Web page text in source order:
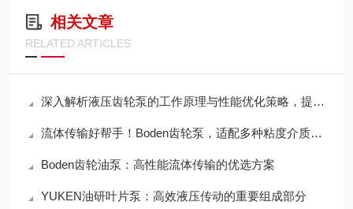
相关文章
RELATED ARTICLES
深入解析液压齿轮泵的工作原理与性能优化策略，提升液压系统效率
流体传输好帮手！Boden齿轮泵，适配多种粘度介质，输送效率拉满
Boden齿轮油泵：高性能流体传输的优选方案
YUKEN油研叶片泵：高效液压传动的重要组成部分